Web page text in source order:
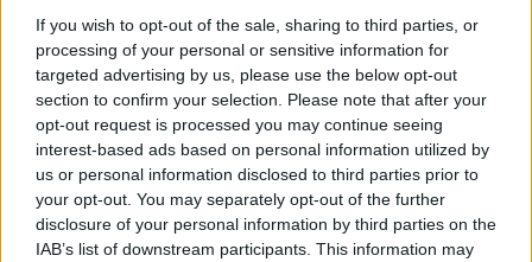
If you wish to opt-out of the sale, sharing to third parties, or
processing of your personal or sensitive information for
targeted advertising by us, please use the below opt-out
section to confirm your selection. Please note that after your
opt-out request is processed you may continue seeing
interest-based ads based on personal information utilized by
us or personal information disclosed to third parties prior to
your opt-out. You may separately opt-out of the further
disclosure of your personal information by third parties on the
IAB’s list of downstream participants. This information may
RELAZIONI
Le più belle frasi di Taylor
Swift per rinascere dopo una